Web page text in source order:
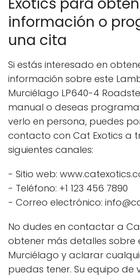
información o
una cita
Si estás interesado en
información sobre este
Murciélago LP640-4
manual o deseas
verlo en persona, puedes
contacto con Cat Exotics a
siguientes canales:
- Sitio web:
- Teléfono: +1 123 456 7890
- Correo electrónico:
No dudes en contactar a
obtener más detalles sobre
Murciélago y aclarar
puedas tener. Su equipo de